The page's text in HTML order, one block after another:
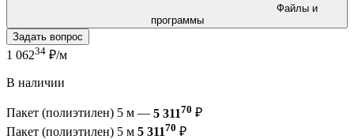
программы
Задать вопрос
1 06234 ₽/м
В наличии
Пакет (полиэтилен) 5 м — 5 31170 ₽
Пакет (полиэтилен) 5 м 5 31170 ₽